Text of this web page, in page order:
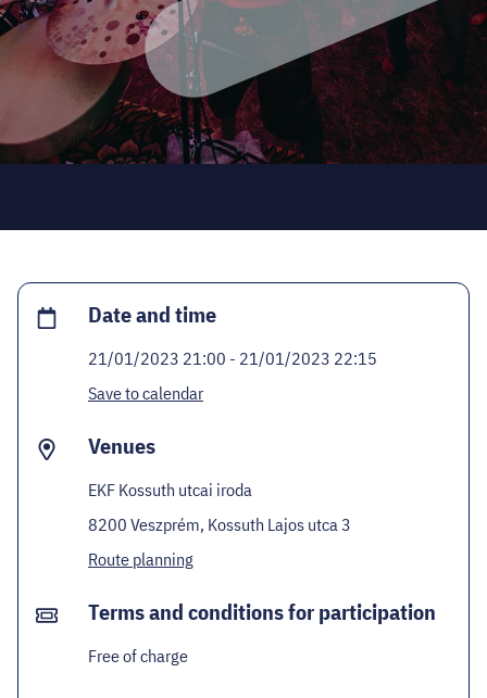
CASTLE PRISON EXHIBITION
ECOC-EVALUATION
Date and time
21/01/2023 21:00 - 21/01/2023 22:15
Save to calendar
Venues
EKF Kossuth utcai iroda
8200 Veszprém, Kossuth Lajos utca 3
Route planning
Terms and conditions for participation
Free of charge